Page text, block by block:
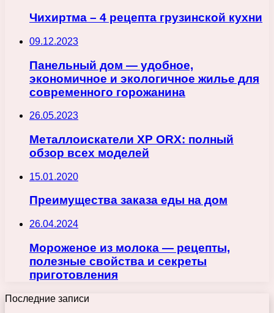
Чихиртма – 4 рецепта грузинской кухни
09.12.2023
Панельный дом — удобное,
экономичное и экологичное жилье для
современного горожанина
26.05.2023
Металлоискатели XP ORX: полный
обзор всех моделей
15.01.2020
Преимущества заказа еды на дом
26.04.2024
Мороженое из молока — рецепты,
полезные свойства и секреты
приготовления
Последние записи